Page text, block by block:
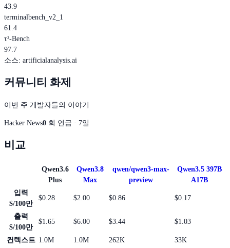
43.9
terminalbench_v2_1
61.4
τ²-Bench
97.7
소스: artificialanalysis.ai
커뮤니티 화제
이번 주 개발자들의 이야기
Hacker News0 회 언급 · 7일
비교
Qwen3.6
Plus
Qwen3.8
Max
qwen/qwen3-max-
preview
Qwen3.5 397B
A17B
입력
$/100만
$0.28 $2.00 $0.86 $0.17
출력
$/100만
$1.65 $6.00 $3.44 $1.03
컨텍스트 1.0M 1.0M 262K
33K